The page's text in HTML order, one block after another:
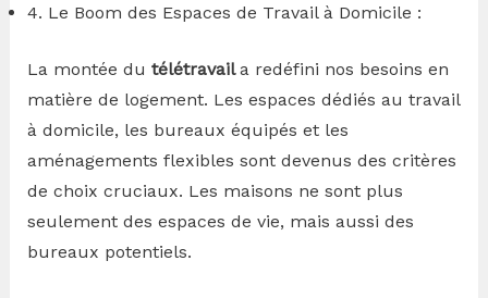
4. Le Boom des Espaces de Travail à Domicile :
La montée du télétravaila redéfini nos besoins en
matière de logement. Les espaces dédiés au travail
à domicile, les bureaux équipés et les
aménagements flexibles sont devenus des critères
de choix cruciaux. Les maisons ne sont plus
seulement des espaces de vie, mais aussi des
bureaux potentiels.